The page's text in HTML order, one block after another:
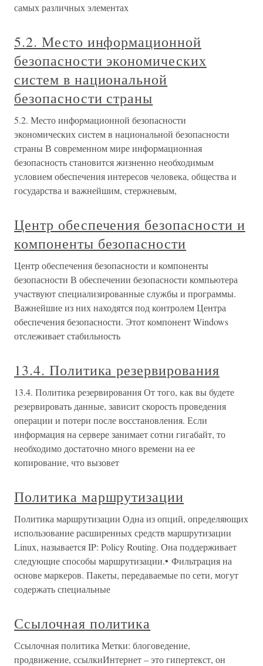
самых различных элементах
5.2. Место информационной
безопасности экономических
систем в национальной
безопасности страны
5.2. Место информационной безопасности
экономических систем в национальной безопасности
страны В современном мире информационная
безопасность становится жизненно необходимым
условием обеспечения интересов человека, общества и
государства и важнейшим, стержневым,
Центр обеспечения безопасности и
компоненты безопасности
Центр обеспечения безопасности и компоненты
безопасности В обеспечении безопасности компьютера
участвуют специализированные службы и программы.
Важнейшие из них находятся под контролем Центра
обеспечения безопасности. Этот компонент Windows
отслеживает стабильность
13.4. Политика резервирования
13.4. Политика резервирования От того, как вы будете
резервировать данные, зависит скорость проведения
операции и потери после восстановления. Если
информация на сервере занимает сотни гигабайт, то
необходимо достаточно много времени на ее
копирование, что вызовет
Политика маршрутизации
Политика маршрутизации Одна из опций, определяющих
использование расширенных средств маршрутизации
Linux, называется IP: Policy Routing. Она поддерживает
следующие способы маршрутизации.• Фильтрация на
основе маркеров. Пакеты, передаваемые по сети, могут
содержать специальные
Ссылочная политика
Ссылочная политика Метки: блоговедение,
продвижение, ссылкиИнтернет – это гипертекст, он